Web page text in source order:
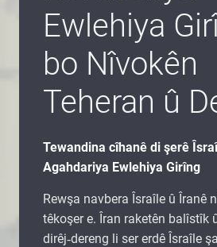
Ewlehiya
bo Nîvokên
Teheran û
Tewandina cîhanê di şerê
Agahdariya Ewlehiya Girîng
Rewşa navbera Îsraîle û Îranê
têkoşer e. Îran raketên balîstîk
dirêj‑dereng li ser erdê Îsraîle